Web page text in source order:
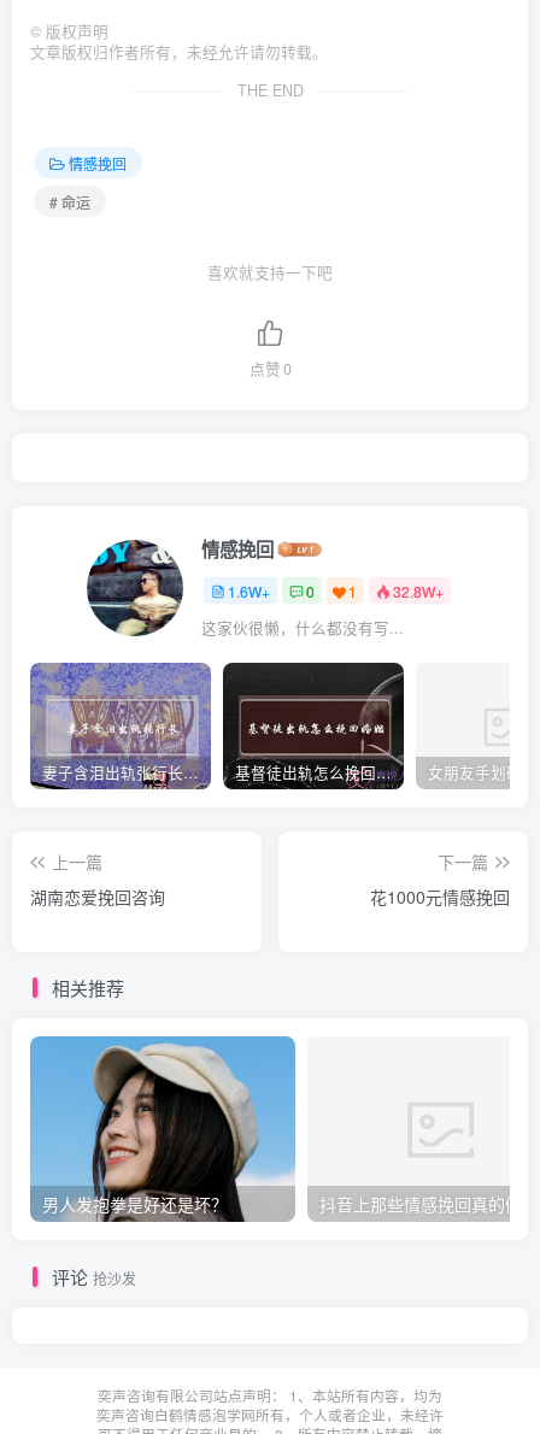
© 版权声明
文章版权归作者所有，未经允许请勿转载。
THE END
情感挽回
# 命运
喜欢就支持一下吧
点赞0
情感挽回
1.6W+ 0 1 32.8W+
这家伙很懒，什么都没有写...
妻子含泪出轨张行长 她说全都是因为家中 基督徒出轨怎么挽回婚姻(基督徒面对出轨婚姻)
上一篇
湖南恋爱挽回咨询
下一篇
花1000元情感挽回
相关推荐
男人发抱拳是好还是坏？ 抖音上那些情感挽回真的假的
评论 抢沙发
奕声咨询有限公司站点声明： 1、本站所有内容，均为
奕声咨询白鹤情感泡学网所有，个人或者企业，未经许